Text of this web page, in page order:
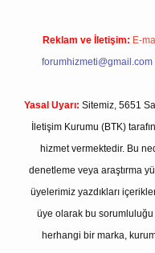
Reklam ve İletişim: E-
forumhizmeti@gmail.com
Yasal Uyarı: Sitemiz, 5651
İletişim Kurumu (BTK)
hizmet vermektedir. Bu
denetleme veya araştırma
üyelerimiz yazdıkları
üye olarak bu sorumluluğu
herhangi bir marka,